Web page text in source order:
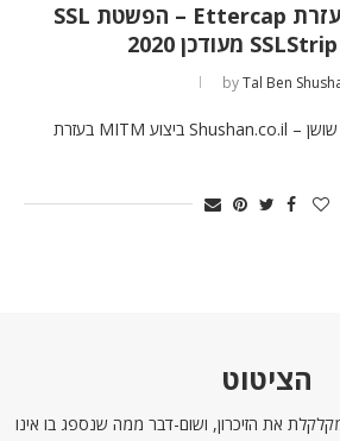
ביצוע MITM בעזרת Ettercap – הפשטת SSL
byTal Ben
כל הזכויות שמורות לטל בן שושן – Shushan.co.il ביצוע MITM בעזרת
הציטוט
את הזיכרון, ושום-דבר ממה שנספג בו אינו